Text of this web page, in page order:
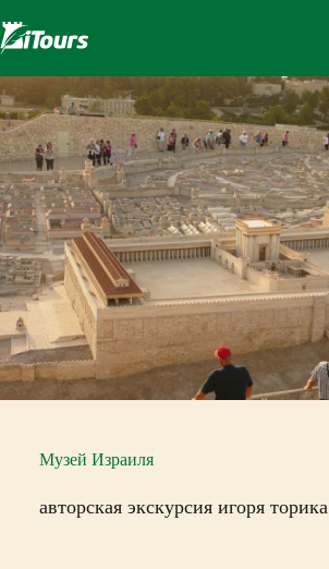
к
сути
Музей Израиля
авторская экскурсия игоря торика